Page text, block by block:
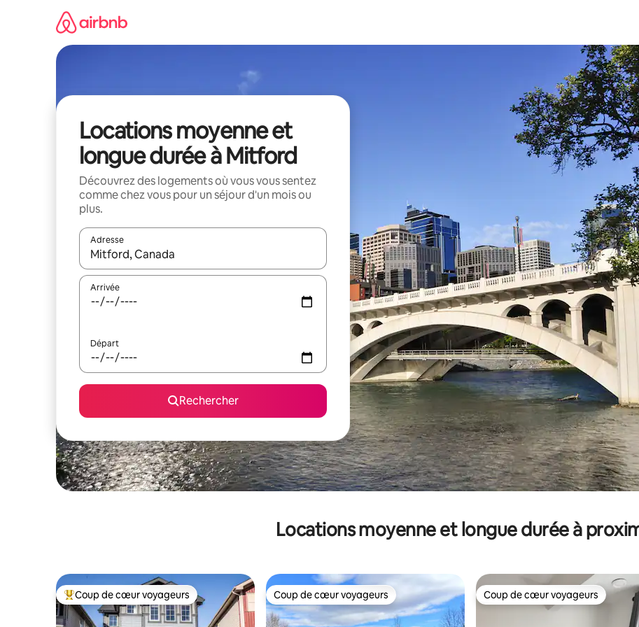
Locations moyenne et
longue durée à Mitford
Découvrez des logements où vous vous sentez
comme chez vous pour un séjour d'un mois ou
plus.
Adresse
Lorsque les résultats s'affichent, utilisez les flèches vers le haut et vers le bas pour les parcourir ou en appuyant et en
Arrivée
Départ
Rechercher
Locations moyenne et longue durée à
Coups de cœur voyageurs les plus appréciés
Coup de cœur voyageurs Coup de cœur voyageurs
Coup de cœur voyageurs Coup de cœur voyageurs
Coup de cœur voyageurs